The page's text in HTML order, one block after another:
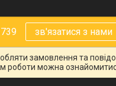
зв'язатися з нами
замовлення та
роботи можна